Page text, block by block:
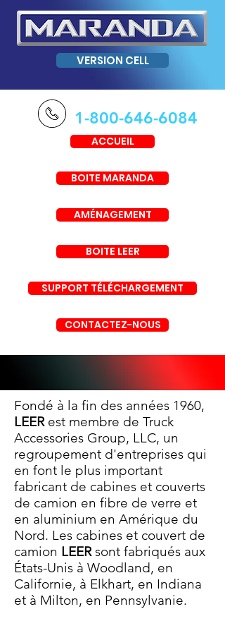
VERSION CELL
1-800-646-6084
ACCUEIL
BOITE MARANDA
AMÉNAGEMENT
BOITE LEER
SUPPORT TÉLÉCHARGEMENT
CONTACTEZ-NOUS
Fondé à la fin des années 1960,
LEERest membre de Truck
Accessories Group, LLC, un
regroupement d'entreprises qui
en font le plus important
fabricant de cabines et couverts
de camion en fibre de verre et
en aluminium en Amérique du
Nord. Les cabines et couvert de
camion LEERsont fabriqués aux
États-Unis à Woodland, en
Californie, à Elkhart, en Indiana
et à Milton, en Pennsylvanie.